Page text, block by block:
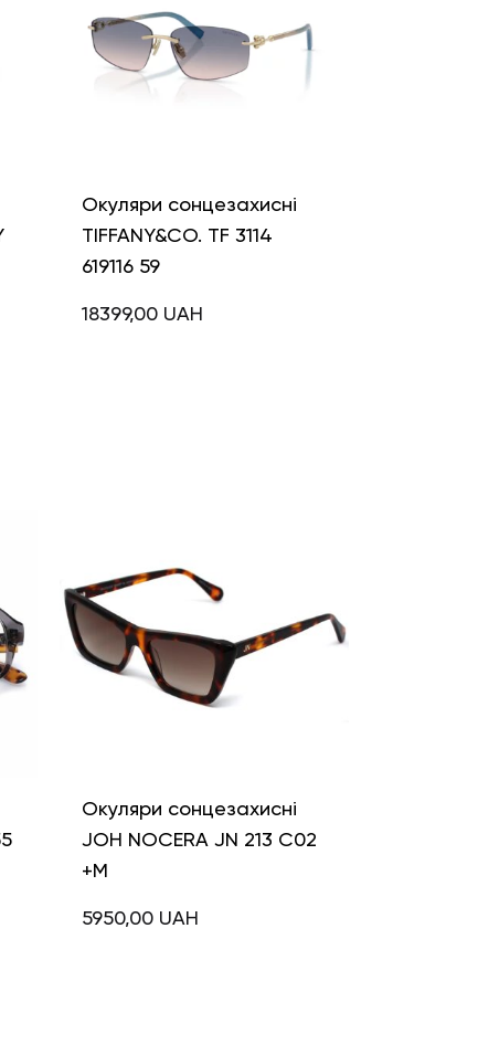
Окуляри сонцезахисні
TIFFANY&CO. TF 3114
619116 59
18399,00 UAH
Окуляри сонцезахисні
JOH NOCERA JN 213 C02
+M
5950,00 UAH